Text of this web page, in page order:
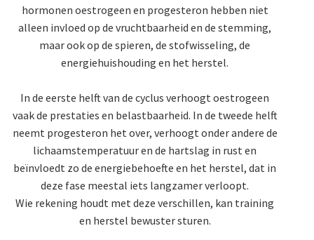
hormonen oestrogeen en progesteron hebben niet
alleen invloed op de vruchtbaarheid en de stemming,
maar ook op de spieren, de stofwisseling, de
energiehuishouding en het herstel.
In de eerste helft van de cyclus verhoogt oestrogeen
vaak de prestaties en belastbaarheid. In de tweede helft
neemt progesteron het over, verhoogt onder andere de
lichaamstemperatuur en de hartslag in rust en
beïnvloedt zo de energiebehoefte en het herstel, dat in
deze fase meestal iets langzamer verloopt.
Wie rekening houdt met deze verschillen, kan training
en herstel bewuster sturen.